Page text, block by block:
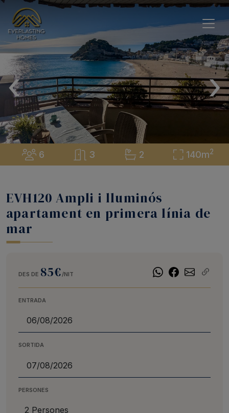
6 3 2 140m2
‹ ›
EVH120 Ampli i lluminós
apartament en primera línia de
mar
DES DE 85€/NIT
ENTRADA
SORTIDA
PERSONES